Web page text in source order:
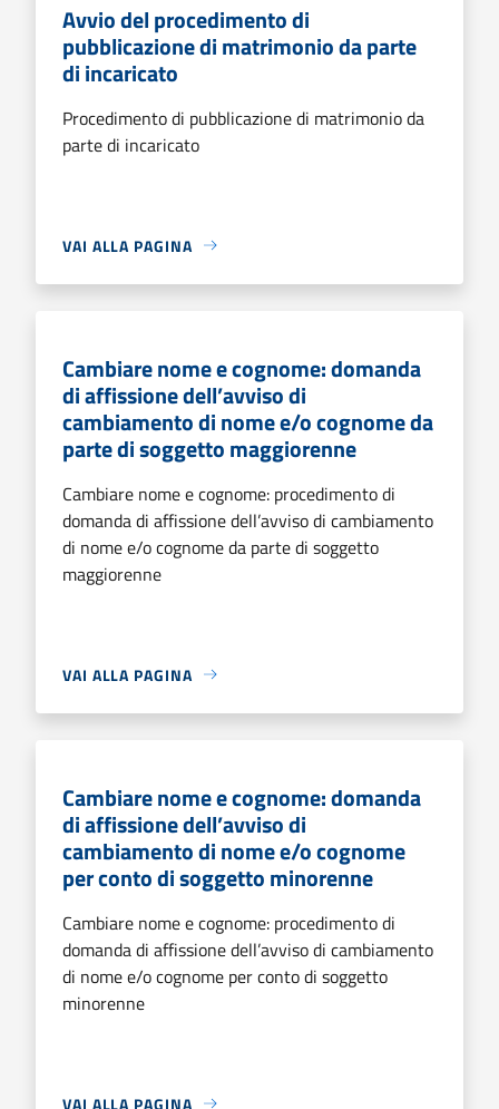
Avvio del procedimento di
pubblicazione di matrimonio da parte
di incaricato
Procedimento di pubblicazione di matrimonio da
parte di incaricato
VAI ALLA PAGINA
Cambiare nome e cognome: domanda
di affissione dell’avviso di
cambiamento di nome e/o cognome da
parte di soggetto maggiorenne
Cambiare nome e cognome: procedimento di
domanda di affissione dell’avviso di cambiamento
di nome e/o cognome da parte di soggetto
maggiorenne
VAI ALLA PAGINA
Cambiare nome e cognome: domanda
di affissione dell’avviso di
cambiamento di nome e/o cognome
per conto di soggetto minorenne
Cambiare nome e cognome: procedimento di
domanda di affissione dell’avviso di cambiamento
di nome e/o cognome per conto di soggetto
minorenne
VAI ALLA PAGINA